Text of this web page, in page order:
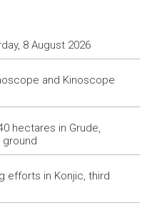
Veleža
Saturday, 8 August 2026
ode kući, Memčić se već
Kinoscope and
godine (subota)
8 August 2026
and Kinoscope
hectares in Grude,
efforts in Konjic, third